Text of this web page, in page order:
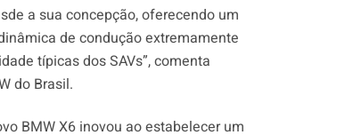
a sua concepção, oferecendo um
de condução extremamente
típicas dos SAVs”, comenta
do Brasil.
BMW X6 inovou ao estabelecer um